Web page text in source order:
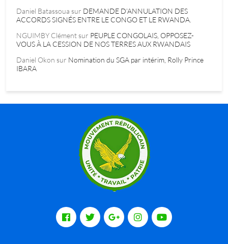
Daniel Batassoua sur DEMANDE D’ANNULATION DES
ACCORDS SIGNÉS ENTRE LE CONGO ET LE RWANDA.
NGUIMBY Clément sur PEUPLE CONGOLAIS, OPPOSEZ-
VOUS À LA CESSION DE NOS TERRES AUX RWANDAIS
Daniel Okon sur Nomination du SGA par intérim, Rolly Prince
IBARA